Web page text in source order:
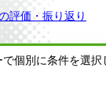
評価・振り返り
個別に条件を選択